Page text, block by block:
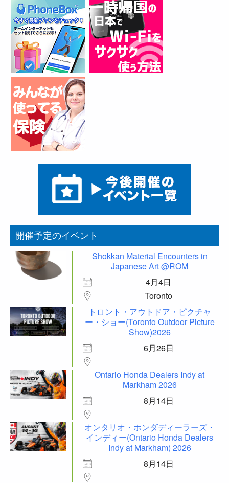
開催予定のイベント
Shokkan Material Encounters in
Japanese Art @ROM
4月4日
Toronto
トロント・アウトドア・ピクチャ
ー・ショー(Toronto Outdoor Picture
Show)2026
6月26日
Ontario Honda Dealers Indy at
Markham 2026
8月14日
オンタリオ・ホンダディーラーズ・
インディー(Ontario Honda Dealers
Indy at Markham) 2026
8月14日